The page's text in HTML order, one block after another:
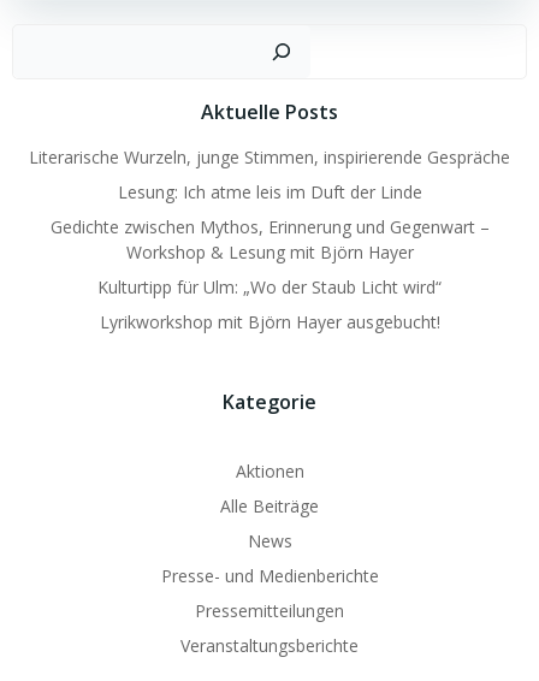
Aktuelle Posts
Literarische Wurzeln, junge Stimmen, inspirierende Gespräche
Lesung: Ich atme leis im Duft der Linde
Gedichte zwischen Mythos, Erinnerung und Gegenwart –
Workshop & Lesung mit Björn Hayer
Kulturtipp für Ulm: „Wo der Staub Licht wird“
Lyrikworkshop mit Björn Hayer ausgebucht!
Kategorie
Aktionen
Alle Beiträge
News
Presse- und Medienberichte
Pressemitteilungen
Veranstaltungsberichte